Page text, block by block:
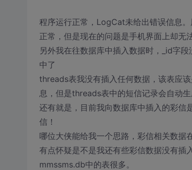
程序运行正常，LogCat未给出错误信息
正常，但是现在的问题是手机界面上却无
另外我在往数据库中插入数据时，_id字
中了
threads表我没有插入任何数据，该表应
息，但是threads表中的短信记录会自动生
还有就是，目前我向数据库中插入的彩
信！
哪位大侠能给我一个思路，彩信相关数据
有点怀疑是不是我还有些彩信数据没有插
mmssms.db中的表很多。